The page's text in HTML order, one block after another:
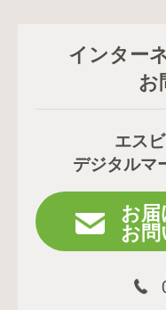
インター
お
エス
デジタルマ
お届
お問